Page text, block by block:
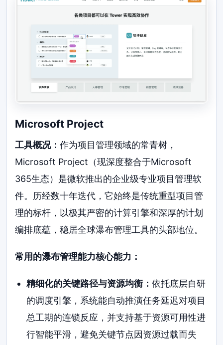
Microsoft Project
工具概况：作为项目管理领域的常青树，
Microsoft Project（现深度整合于Microsoft
365生态）是微软推出的企业级专业项目管理软
件。历经数十年迭代，它始终是传统重型项目管
理的标杆，以极其严密的计算引擎和深厚的计划
编排底蕴，稳居全球瀑布管理工具的头部地位。
常用的瀑布管理能力核心能力：
精细化的关键路径与资源均衡： 依托底层自研
的调度引擎，系统能自动推演任务延迟对项目
总工期的连锁反应，并支持基于资源可用性进
行智能平滑，避免关键节点因资源过载而失